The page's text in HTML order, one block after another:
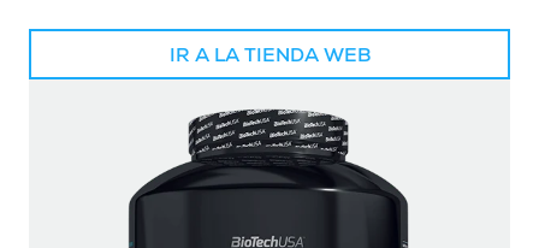
IR A LA TIENDA WEB